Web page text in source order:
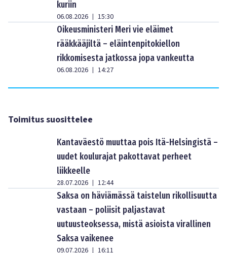
kuriin
06.08.2026 | 15:30
Oikeusministeri Meri vie eläimet
rääkkääjiltä – eläintenpitokiellon
rikkomisesta jatkossa jopa vankeutta
06.08.2026 | 14:27
Toimitus suosittelee
Kantaväestö muuttaa pois Itä-Helsingistä –
uudet koulurajat pakottavat perheet
liikkeelle
28.07.2026 | 12:44
Saksa on häviämässä taistelun rikollisuutta
vastaan – poliisit paljastavat
uutuusteoksessa, mistä asioista virallinen
Saksa vaikenee
09.07.2026 | 16:11